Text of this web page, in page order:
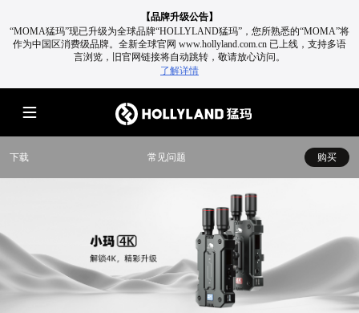
【品牌升级公告】
“MOMA猛玛”现已升级为全球品牌“HOLLYLAND猛玛”，您所熟悉的“MOMA”将
作为中国区消费级品牌。 全新全球官网 www.hollyland.com.cn 已上线，支持多语
言浏览，旧官网链接将自动跳转，敬请放心访问。
了解详情
下载 常见问题 购买